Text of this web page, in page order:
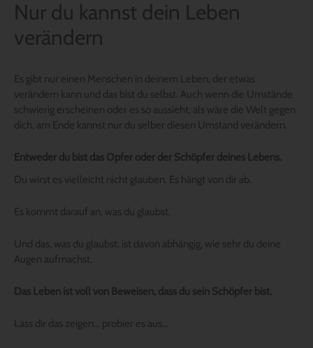
Nur du kannst dein Leben
verändern
Es gibt nur einen Menschen in deinem Leben, der etwas
verändern kann und das bist du selbst. Auch wenn die Umstände
schwierig erscheinen oder es so aussieht, als wäre die Welt gegen
dich, am Ende kannst nur du selber diesen Umstand verändern.
Entweder du bist das Opfer oder der Schöpfer deines Lebens.
Du wirst es vielleicht nicht glauben. Es hängt von dir ab.
Es kommt darauf an, was du glaubst.
Und das, was du glaubst, ist davon abhängig, wie sehr du deine
Augen aufmachst.
Das Leben ist voll von Beweisen, dass du sein Schöpfer bist.
Lass dir das zeigen… probier es aus…